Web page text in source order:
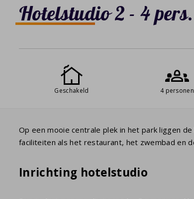
Hotelstudio 2 - 4 pers.
Geschakeld 4 personen
Op een mooie centrale plek in het park liggen
faciliteiten als het restaurant, het zwembad en
Inrichting hotelstudio